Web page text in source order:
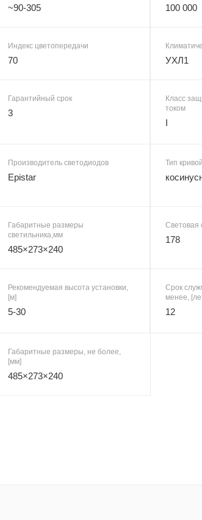
~90-305 100 000
Индекс цветопередачи
70 УХЛ1
Гарантийный срок
3
Класс
током
I
Производитель светодиодов
Epistar
Тип
Габаритные размеры
светильника,мм
485×273×240
Световая
178
Рекомендуемая высота установки,
[м]
5-30
Срок
менее,
12
Габаритные размеры, не более,
[мм]
485×273×240